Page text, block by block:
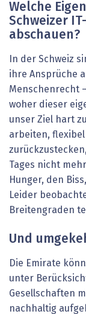
Welche
Schweizer
abschauen?
In der Schweiz
ihre Ansprüche
Menschenrecht
woher dieser
unser Ziel hart
arbeiten,
Tages nicht
Hunger, den
Leider
Breitengraden
Und
Die Emirate
unter
Gesellschaften
nachhaltig